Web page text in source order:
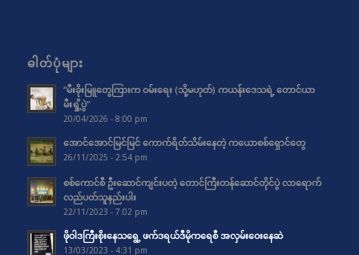
ဓါတ်ပုံများ
“မီးခိုးမြူတွေကြားက ဝမ်းရေး (သို့မဟုတ်) ကယန်းဒေသရဲ့ တောင်ယာ
မီးရှို့ပွဲ”
20/04/2026 - 8:00 pm
အောင်အောင်မြင်မြင် ကောက်ရိတ်သိမ်းနေတဲ့ ကယောစစ်ရှောင်တွေ
26/11/2025 - 2:54 pm
စစ်ကောင်စီ ဦးဆောင်ကျင်းပတဲ့ တောင်ကြီးတန်ဆောင်တိုင်ပွဲ လာရောက်
လည်ပတ်သူနည်းပါး
22/11/2023 - 7:02 pm
ဖိုဝါဒကြီးစိုးနေသရွေ့ ဖက်ဒရယ်ဒီမိုကရေစီ အလှမ်းဝေးနေဆဲ
13/03/2023 - 4:31 pm